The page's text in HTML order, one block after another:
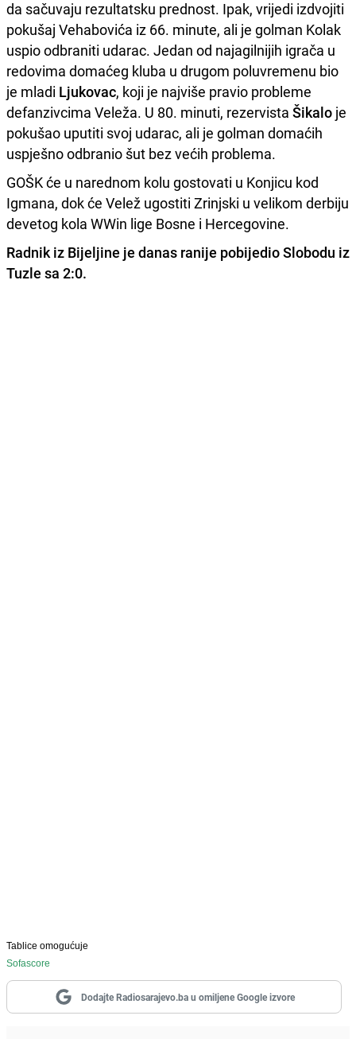
da sačuvaju rezultatsku prednost. Ipak, vrijedi izdvojiti
pokušaj Vehabovića iz 66. minute, ali je golman Kolak
uspio odbraniti udarac. Jedan od najagilnijih igrača u
redovima domaćeg kluba u drugom poluvremenu bio
je mladi Ljukovac, koji je najviše pravio probleme
defanzivcima Veleža. U 80. minuti, rezervista Šikalo je
pokušao uputiti svoj udarac, ali je golman domaćih
uspješno odbranio šut bez većih problema.
GOŠK će u narednom kolu gostovati u Konjicu kod
Igmana, dok će Velež ugostiti Zrinjski u velikom derbiju
devetog kola WWin lige Bosne i Hercegovine.
Radnik iz Bijeljine je danas ranije pobijedio Slobodu iz
Tuzle sa 2:0.
Tablice omogućuje
Sofascore
Dodajte Radiosarajevo.ba u omiljene Google izvore